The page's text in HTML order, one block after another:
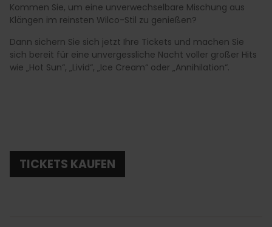
Kommen Sie, um eine unverwechselbare Mischung aus
Klängen im reinsten Wilco-Stil zu genießen?
Dann sichern Sie sich jetzt Ihre Tickets und machen Sie
sich bereit für eine unvergessliche Nacht voller großer Hits
wie „Hot Sun“, „Livid“, „Ice Cream“ oder „Annihilation“.
TICKETS KAUFEN